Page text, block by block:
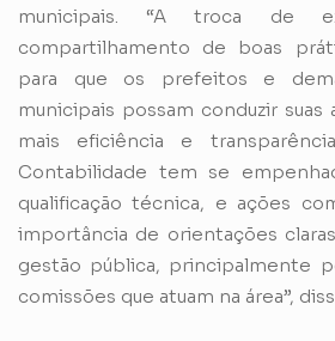
municipais. “A troca de
compartilhamento de boas
para que os prefeitos e
municipais possam conduzir
mais eficiência e
Contabilidade tem se
qualificação técnica, e ações
importância de orientações
gestão pública, principalmente
comissões que atuam na área”,